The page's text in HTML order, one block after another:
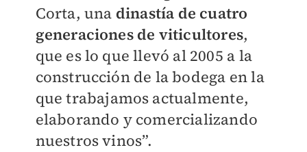
Corta, una dinastía de cuatro
generaciones de viticultores,
que es lo que llevó al 2005 a la
construcción de la bodega en la
que trabajamos actualmente,
elaborando y comercializando
nuestros vinos”.